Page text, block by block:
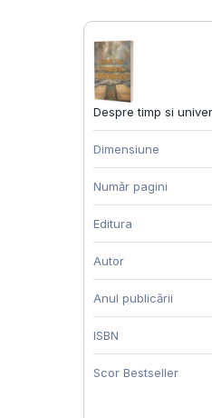
Despre timp si
Dimensiune
Număr pagini
Editura
Autor
Anul publicării
ISBN
Scor Bestseller